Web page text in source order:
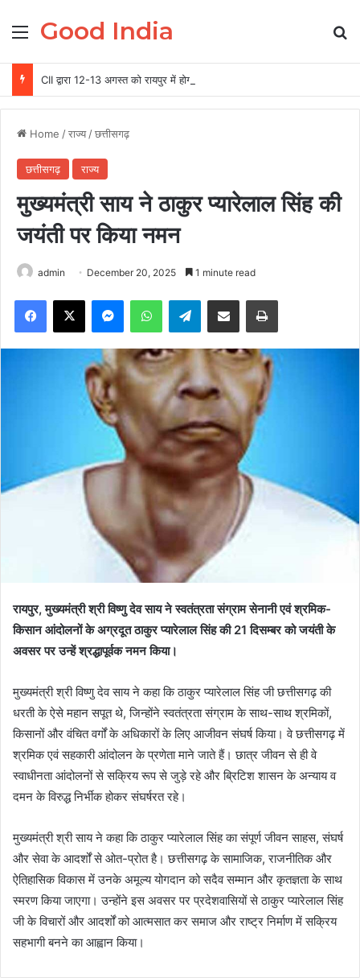
Menu
Good India
Home /राज्य /छत्तीसगढ़
छत्तीसगढ़ राज्य
मुख्यमंत्री साय ने ठाकुर प्यारेलाल सिंह की
जयंती पर किया नमन
admin December 20, 2025 1 minute read
Facebook
X MessengerWhatsAppTelegramShare via Email Print
रायपुर, मुख्यमंत्री श्री विष्णु देव साय ने स्वतंत्रता संग्राम सेनानी एवं श्रमिक-
किसान आंदोलनों के अग्रदूत ठाकुर प्यारेलाल सिंह की 21 दिसम्बर को जयंती के
अवसर पर उन्हें श्रद्धापूर्वक नमन किया।
मुख्यमंत्री श्री विष्णु देव साय ने कहा कि ठाकुर प्यारेलाल सिंह जी छत्तीसगढ़ की
धरती के ऐसे महान सपूत थे, जिन्होंने स्वतंत्रता संग्राम के साथ-साथ श्रमिकों,
किसानों और वंचित वर्गों के अधिकारों के लिए आजीवन संघर्ष किया। वे छत्तीसगढ़ में
श्रमिक एवं सहकारी आंदोलन के प्रणेता माने जाते हैं। छात्र जीवन से ही वे
स्वाधीनता आंदोलनों से सक्रिय रूप से जुड़े रहे और ब्रिटिश शासन के अन्याय व
दमन के विरुद्ध निर्भीक होकर संघर्षरत रहे।
मुख्यमंत्री श्री साय ने कहा कि ठाकुर प्यारेलाल सिंह का संपूर्ण जीवन साहस, संघर्ष
और सेवा के आदर्शों से ओत-प्रोत है। छत्तीसगढ़ के सामाजिक, राजनीतिक और
ऐतिहासिक विकास में उनके अमूल्य योगदान को सदैव सम्मान और कृतज्ञता के साथ
स्मरण किया जाएगा। उन्होंने इस अवसर पर प्रदेशवासियों से ठाकुर प्यारेलाल सिंह
जी के विचारों और आदर्शों को आत्मसात कर समाज और राष्ट्र निर्माण में सक्रिय
सहभागी बनने का आह्वान किया।